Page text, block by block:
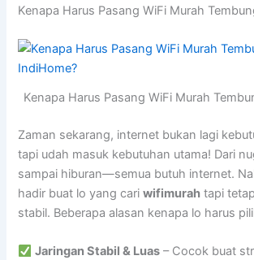
Kenapa Harus Pasang WiFi Murah
Kenapa Harus Pasang WiFi Murah
Zaman sekarang, internet bukan lagi
tapi udah masuk kebutuhan utama! Dari
sampai hiburan—semua butuh internet.
hadir buat lo yang cariwifimurah tapi
stabil. Beberapa alasan kenapa lo harus
Jaringan Stabil & Luas – Cocok buat